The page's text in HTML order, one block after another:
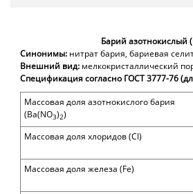
Барий азотнокислый
Синонимы: нитрат бария, бариевая
Внешний вид: мелкокристаллический
Спецификация согласно ГОСТ 3777-76
Массовая доля азотнокислого бария
(Ba(NO3)2)
Массовая доля хлоридов (Cl)
Массовая доля железа (Fe)